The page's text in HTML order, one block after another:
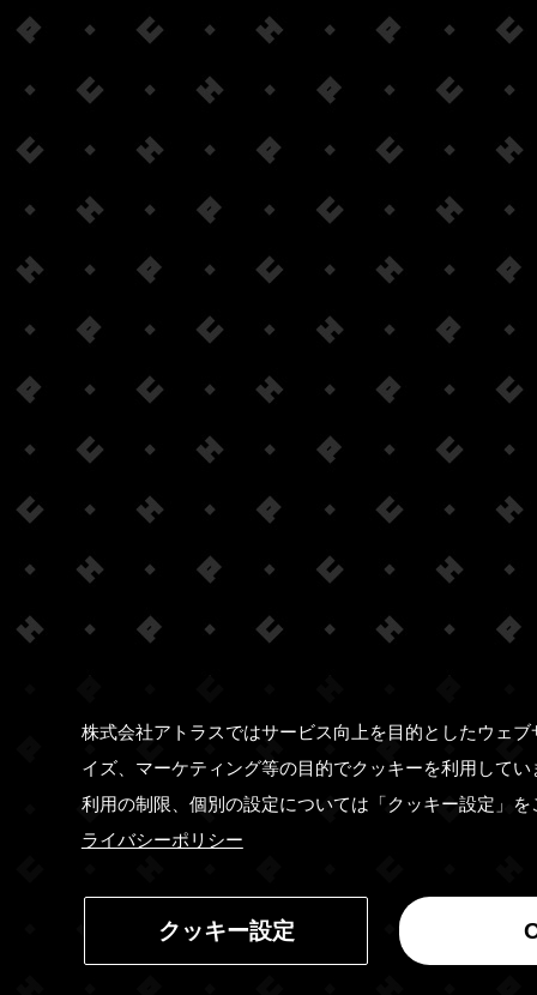
株式会社アトラスではサービス向上を目的としたウェ
イズ、マーケティング等の目的でクッキーを利用して
利用の制限、個別の設定については「クッキー設定」
ライバシーポリシー
クッキー設定